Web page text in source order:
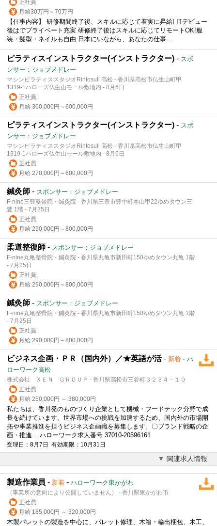
正社員
月給30万円～70万円
【仕事内容】 研修期間終了後、スキルに応じて着実に昇給! ITデビュー
後はでプライベート充実 研修終了後はスキルに応じてリモートOK!服
装・髪型・ネイルも自由 日本にいながら、あなたの仕事...
ピラティスインストラクター(インストラクター) - スポ
ンサー：ジョブメドレー
マシンピラティススタジオRintosull 高松 - 香川県高松市仏生山町甲
1319‐1ハローズ仏生山モール敷地内 - 8月6日
正社員
月給 300,000円～600,000円
ピラティスインストラクター(インストラクター) - スポ
ンサー：ジョブメドレー
マシンピラティススタジオRintosull 高松 - 香川県高松市仏生山町甲
1319‐1ハローズ仏生山モール敷地内 - 8月6日
正社員
月給 270,000円～600,000円
鍼灸師 - スポンサー：ジョブメドレー
F-nine三豊整骨院・鍼灸院 - 香川県三豊市豊中町本山甲22ゆめタウン三
豊 1階 - 7月25日
正社員
月給 290,000円～800,000円
柔道整復師 - スポンサー：ジョブメドレー
F-nine丸亀整骨院・鍼灸院 - 香川県丸亀市新田町150ゆめタウン丸亀 1階
- 7月25日
正社員
月給 290,000円～800,000円
鍼灸師 - スポンサー：ジョブメドレー
F-nine丸亀整骨院・鍼灸院 - 香川県丸亀市新田町150ゆめタウン丸亀 1階
- 7月25日
正社員
月給 290,000円～800,000円
ビジネス企画・ＰＲ（国内外）／★英語が活- 新着 - ハ
ローワーク高松
株式会社 ＸＥＮ ＧＲＯＵＰ - 香川県高松市三谷町３２３４－１０
正社員
月給 250,000円 ～ 380,000円
私たちは、香川発のものづくり企業として機械・フードテック分野で成
長を続けています。世界市場への挑戦を加速するため、国内外の市場開
拓や事業推進を担うビジネス企画職を募集します。〇ブランド戦略の企
画・推進... ハローワーク求人番号 37010-20596161
受理日：8月7日 有効期限：10月31日
関連求人情報
製造作業員 - 新着 - ハローワーク東かがわ
（事業所の意向により公開していません） - 香川県東かがわ市
正社員
月給 185,000円 ～ 320,000円
木製パレットの製造を中心に、パレット修理、木箱・輸出梱包、木工、